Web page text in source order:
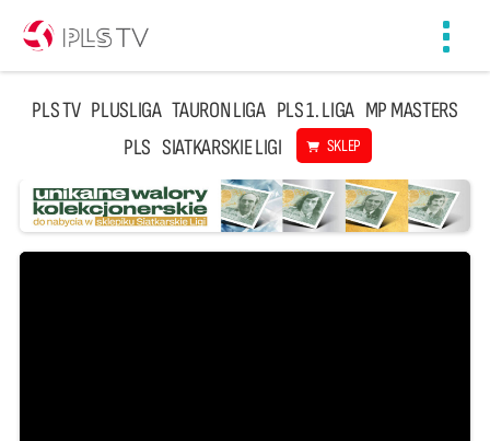
PLS TV PLUSLIGA TAURON LIGA PLS 1. LIGA MP MASTERS
PLS SIATKARSKIE LIGI SKLEP